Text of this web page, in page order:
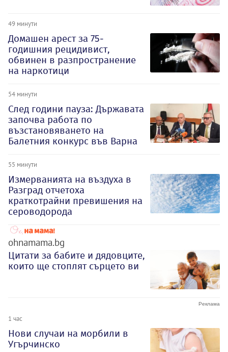
49 минути
Домашен арест за 75-
годишния рецидивист,
обвинен в разпространение
на наркотици
54 минути
След години пауза: Държавата
започва работа по
възстановяването на
Балетния конкурс във Варна
55 минути
Измерванията на въздуха в
Разград отчетоха
краткотрайни превишения на
сероводорода
ohnamama.bg
Цитати за бабите и дядовците,
които ще стоплят сърцето ви
1 час
Нови случаи на морбили в
Угърчинско